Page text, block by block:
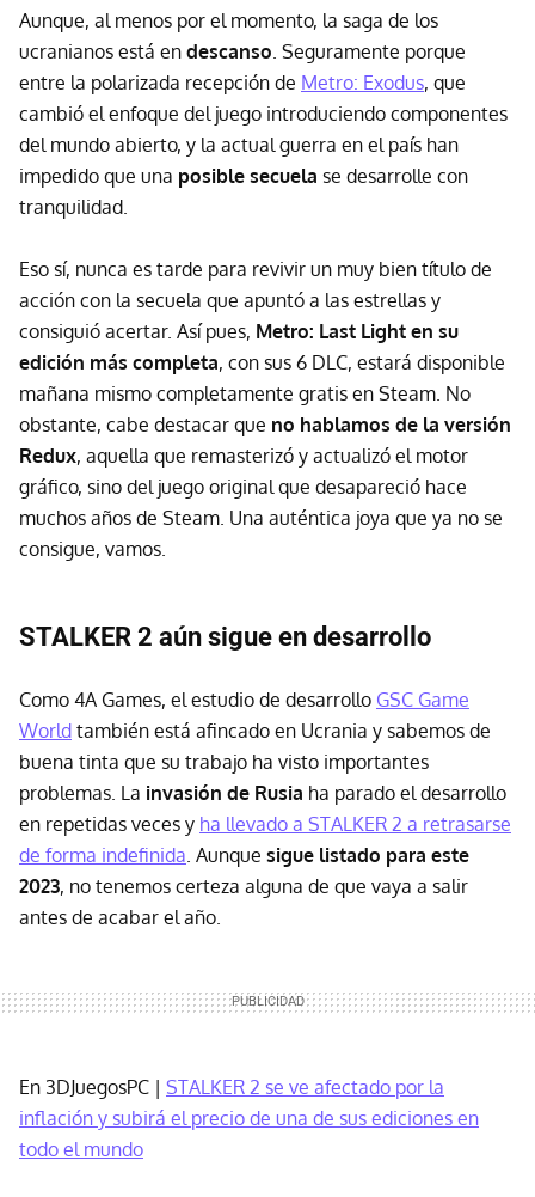
Aunque, al menos por el momento, la saga de los
ucranianos está en descanso . Seguramente porque
entre la polarizada recepción de Metro: Exodus, que
cambió el enfoque del juego introduciendo componentes
del mundo abierto, y la actual guerra en el país han
impedido que una posible secuela se desarrolle con
tranquilidad.
Eso sí, nunca es tarde para revivir un muy bien título de
acción con la secuela que apuntó a las estrellas y
consiguió acertar. Así pues, Metro: Last Light en su
edición más completa, con sus 6 DLC, estará disponible
mañana mismo completamente gratis en Steam. No
obstante, cabe destacar que no hablamos de la versión
Redux, aquella que remasterizó y actualizó el motor
gráfico, sino del juego original que desapareció hace
muchos años de Steam. Una auténtica joya que ya no se
consigue, vamos.
STALKER 2 aún sigue en desarrollo
Como 4A Games, el estudio de desarrollo GSC Game
World también está afincado en Ucrania y sabemos de
buena tinta que su trabajo ha visto importantes
problemas. La invasión de Rusia ha parado el desarrollo
en repetidas veces y ha llevado a STALKER 2 a retrasarse
de forma indefinida . Aunque sigue listado para este
2023, no tenemos certeza alguna de que vaya a salir
antes de acabar el año.
En 3DJuegosPC | STALKER 2 se ve afectado por la
inflación y subirá el precio de una de sus ediciones en
todo el mundo